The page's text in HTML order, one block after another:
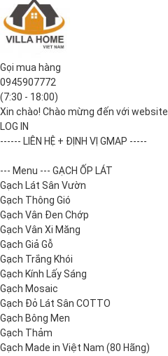
Gọi mua hàng
0945907772
(7:30 - 18:00)
Xin chào! Chào mừng đến với website
LOG IN
------ LIÊN HỆ + ĐỊNH VỊ GMAP -----
--- Menu --- GẠCH ỐP LÁT
Gạch Lát Sân Vườn
Gạch Thông Gió
Gạch Vân Đen Chớp
Gạch Vân Xi Măng
Gạch Giả Gỗ
Gạch Trắng Khói
Gạch Kính Lấy Sáng
Gạch Mosaic
Gạch Đỏ Lát Sân COTTO
Gạch Bông Men
Gạch Thảm
Gạch Made in Việt Nam (80 Hãng)